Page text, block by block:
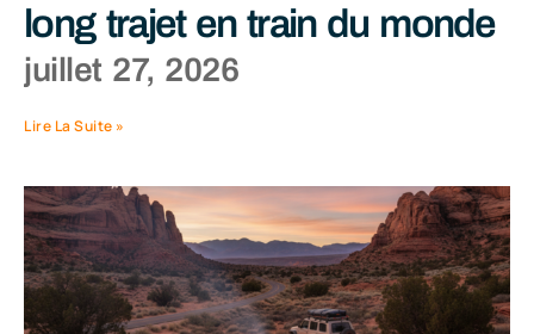
long trajet en train du monde
juillet 27, 2026
Lire La Suite »